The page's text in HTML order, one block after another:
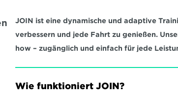
JOIN ist eine dynamische und adaptive
verbessern und jede Fahrt zu genießen.
how – zugänglich und einfach für jede
Wie funktioniert JOIN?